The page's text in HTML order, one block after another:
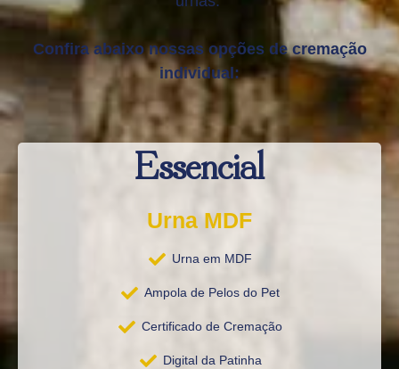
Confira abaixo nossas opções de cremação
individual:
Essencial
Urna MDF
Urna em MDF
Ampola de Pelos do Pet
Certificado de Cremação
Digital da Patinha